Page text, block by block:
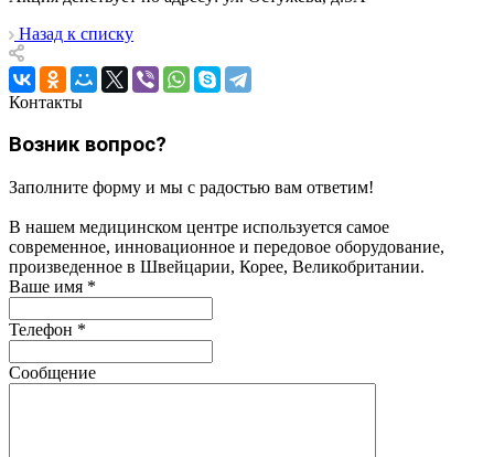
Назад к списку
Контакты
Возник вопрос?
Заполните форму и мы с радостью вам ответим!
В нашем медицинском центре используется самое
современное, инновационное и передовое оборудование,
произведенное в Швейцарии, Корее, Великобритании.
Ваше имя *
Телефон *
Сообщение